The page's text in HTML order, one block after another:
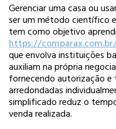
Gerenciar uma casa ou
ser um método científico
tem como objetivo
https://
que envolva instituições
auxiliam na própria
fornecendo autorização
arredondadas
simplificado reduz o
venda realizada.